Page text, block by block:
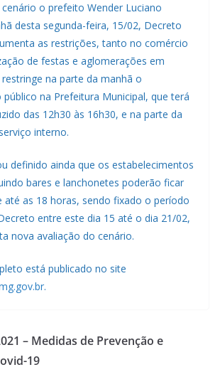
o prefeito Wender Luciano
desta segunda-feira, 15/02, Decreto
as restrições, tanto no comércio
de festas e aglomerações em
na parte da manhã o
na Prefeitura Municipal, que terá
das 12h30 às 16h30, e na parte da
interno.
definido ainda que os estabelecimentos
bares e lanchonetes poderão ficar
as 18 horas, sendo fixado o período
entre este dia 15 até o dia 21/02,
nova avaliação do cenário.
está publicado no site
.
– Medidas de Prevenção e
19